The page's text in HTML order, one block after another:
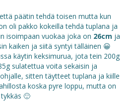
päätin tehdä toisen mutta kun
oli pakko kokeilla tehdä tuplana ja
isoimpaan vuokaa joka on 26cm ja
kaiken ja siitä syntyi tälläinen 😀
käytin keksimurua, jota tein 200g
sulatettua voita sekaisin ja
sitten täytteet tuplana ja kiille
koska pyre loppu, mutta on
🙂